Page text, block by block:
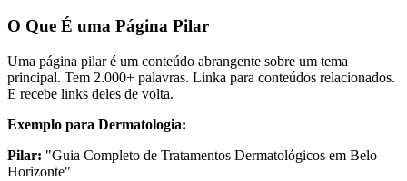
O Que É uma Página Pilar
Uma página pilar é um conteúdo abrangente sobre um tema
principal. Tem 2.000+ palavras. Linka para conteúdos relacionados.
E recebe links deles de volta.
Exemplo para Dermatologia:
Pilar: "Guia Completo de Tratamentos Dermatológicos em Belo
Horizonte"